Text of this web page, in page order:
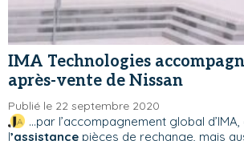
IMA Technologies
après-vente de Nissan
Publié le 22 septembre 2020
...par l’accompagnement global
l’assistance pièces de rechange, mais